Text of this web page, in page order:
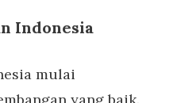
Indonesia
mulai